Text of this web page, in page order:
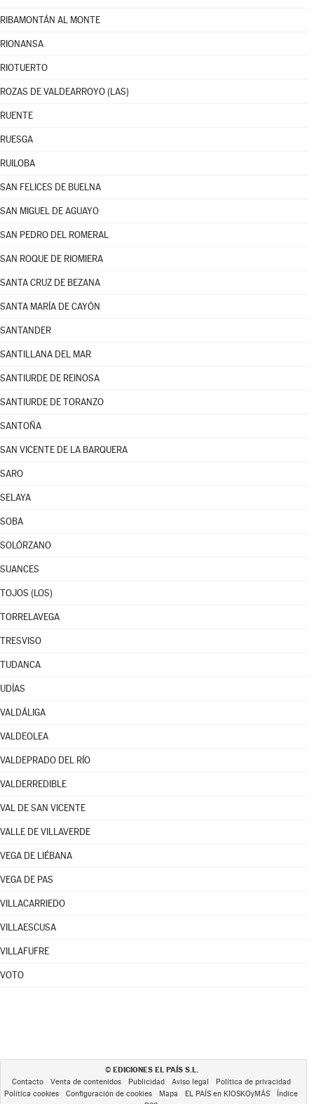
RIBAMONTÁN AL MONTE
RIONANSA
RIOTUERTO
ROZAS DE VALDEARROYO (LAS)
RUENTE
RUESGA
RUILOBA
SAN FELICES DE BUELNA
SAN MIGUEL DE AGUAYO
SAN PEDRO DEL ROMERAL
SAN ROQUE DE RIOMIERA
SANTA CRUZ DE BEZANA
SANTA MARÍA DE CAYÓN
SANTANDER
SANTILLANA DEL MAR
SANTIURDE DE REINOSA
SANTIURDE DE TORANZO
SANTOÑA
SAN VICENTE DE LA BARQUERA
SARO
SELAYA
SOBA
SOLÓRZANO
SUANCES
TOJOS (LOS)
TORRELAVEGA
TRESVISO
TUDANCA
UDÍAS
VALDÁLIGA
VALDEOLEA
VALDEPRADO DEL RÍO
VALDERREDIBLE
VAL DE SAN VICENTE
VALLE DE VILLAVERDE
VEGA DE LIÉBANA
VEGA DE PAS
VILLACARRIEDO
VILLAESCUSA
VILLAFUFRE
VOTO
© EDICIONES EL PAÍS S.L.
Contacto Venta de contenidos Publicidad Aviso legal
Política de privacidad
Política cookies
Configuración de cookies Mapa EL PAÍS en KIOSKOyMÁS
Índice